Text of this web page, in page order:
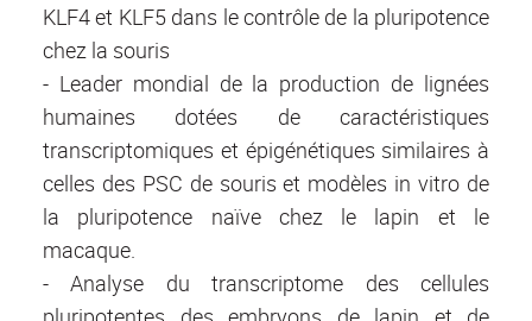
KLF4 et KLF5 dans le contrôle de la pluripotence
chez la souris
- Leader mondial de la production de lignées
humaines dotées de caractéristiques
transcriptomiques et épigénétiques similaires à
celles des PSC de souris et modèles in vitro de
la pluripotence naïve chez le lapin et le
macaque.
- Analyse du transcriptome des cellules